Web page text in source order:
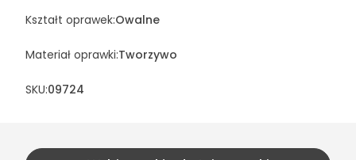
Kształt oprawek:Owalne
Materiał oprawki:Tworzywo
SKU:09724